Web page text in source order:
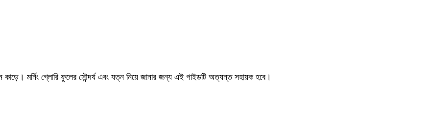
মর্নিং গ্লোরি ফুলের সৌন্দর্য এবং যত্ন নিয়ে জানার জন্য এই গাইডটি অত্যন্ত সহায়ক হবে।